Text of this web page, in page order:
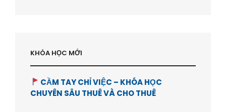
KHÓA HỌC MỚI
CẦM TAY CHỈ VIỆC – KHÓA HỌC
CHUYÊN SÂU THUÊ VÀ CHO THUÊ